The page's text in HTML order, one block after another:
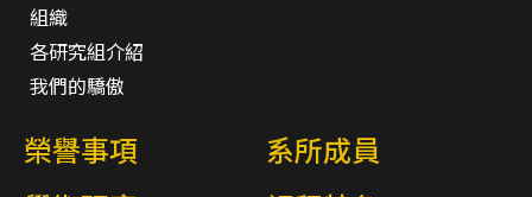
組織
各研究組介紹
我們的驕傲
榮譽事項
系所成員